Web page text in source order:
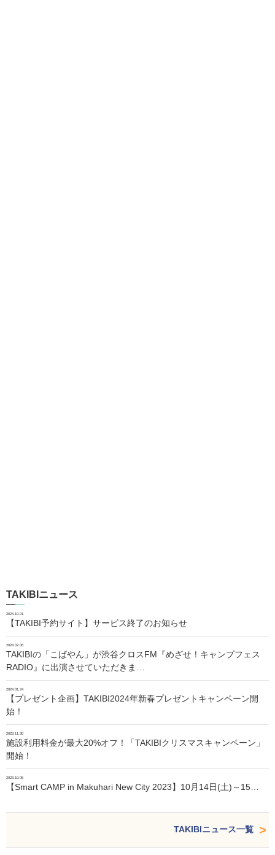
TAKIBIニュース
2024.10.01
【TAKIBI予約サイト】サービス終了のお知らせ
2024.02.06
TAKIBIの「こばやん」が渋谷クロスFM『めざせ！キャンプフェス
RADIO』に出演させていただきま…
2024.01.24
【プレゼント企画】TAKIBI2024年新春プレゼントキャンペーン開
始！
2023.11.30
施設利用料金が最大20%オフ！「TAKIBIクリスマスキャンペーン」
開始！
2023.10.05
【Smart CAMP in Makuhari New City 2023】10月14日(土)～15…
TAKIBIニュース一覧